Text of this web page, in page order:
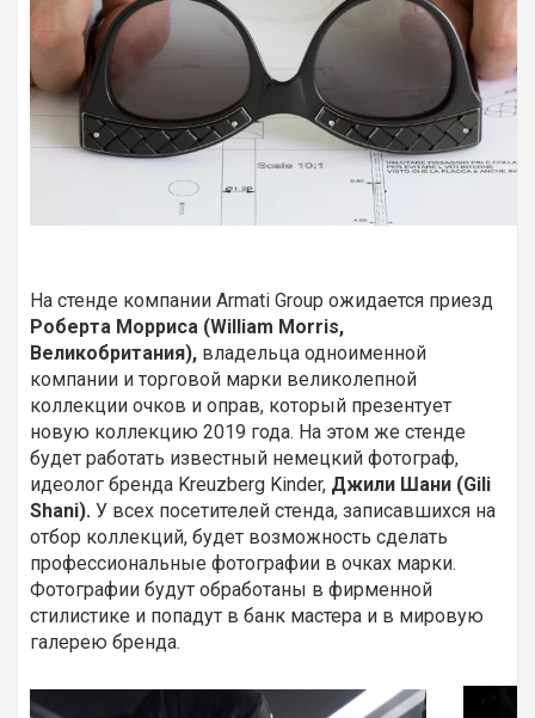
На стенде компании Armati Group ожидается приезд
Роберта Морриса (William Morris,
Великобритания), владельца одноименной
компании и торговой марки великолепной
коллекции очков и оправ, который презентует
новую коллекцию 2019 года. На этом же стенде
будет работать известный немецкий фотограф,
идеолог бренда Kreuzberg Kinder, Джили Шани (Gili
Shani). У всех посетителей стенда, записавшихся на
отбор коллекций, будет возможность сделать
профессиональные фотографии в очках марки.
Фотографии будут обработаны в фирменной
стилистике и попадут в банк мастера и в мировую
галерею бренда.